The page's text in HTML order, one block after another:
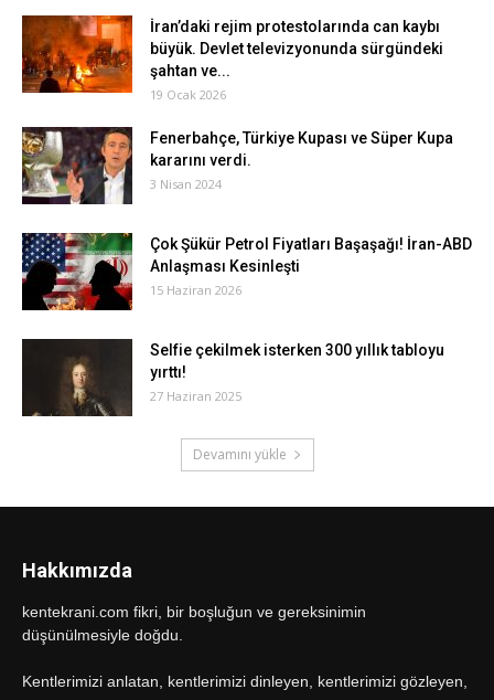
İran’daki rejim protestolarında can kaybı
büyük. Devlet televizyonunda sürgündeki
şahtan ve...
19 Ocak 2026
Fenerbahçe, Türkiye Kupası ve Süper Kupa
kararını verdi.
3 Nisan 2024
Çok Şükür Petrol Fiyatları Başaşağı! İran-ABD
Anlaşması Kesinleşti
15 Haziran 2026
Selfie çekilmek isterken 300 yıllık tabloyu
yırttı!
27 Haziran 2025
Devamını yükle
Hakkımızda
kentekrani.com fikri, bir boşluğun ve gereksinimin
düşünülmesiyle doğdu.
Kentlerimizi anlatan, kentlerimizi dinleyen, kentlerimizi gözleyen,